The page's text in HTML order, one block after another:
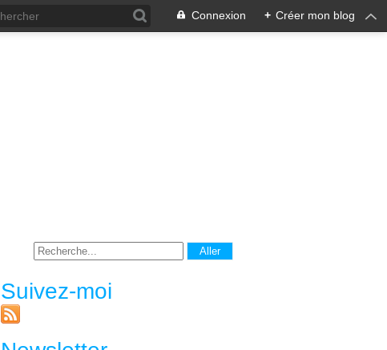
Connexion + Créer mon blog
Suivez-moi